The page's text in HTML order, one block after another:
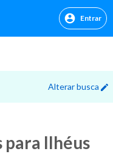
Entrar
Alterar busca
para Ilhéus